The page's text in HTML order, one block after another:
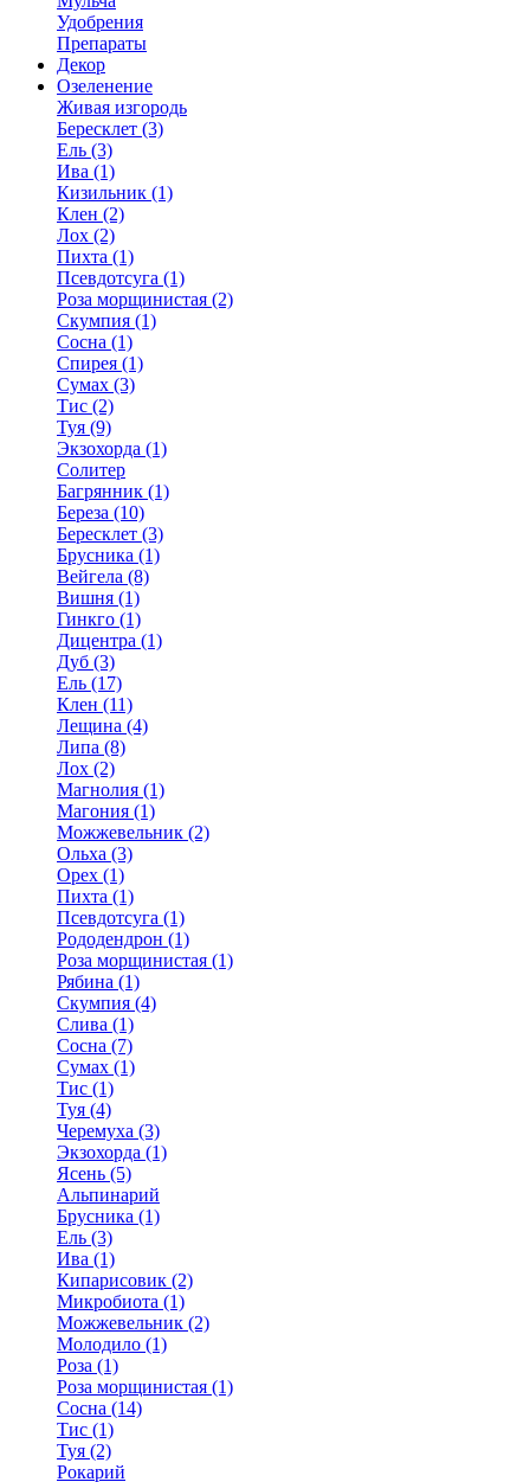
Удобрения
Препараты
Декор
Озеленение
Живая изгородь
Бересклет (3)
Ель (3)
Ива (1)
Кизильник (1)
Клен (2)
Лох (2)
Пихта (1)
Псевдотсуга (1)
Роза морщинистая (2)
Скумпия (1)
Сосна (1)
Спирея (1)
Сумах (3)
Тис (2)
Туя (9)
Экзохорда (1)
Солитер
Багрянник (1)
Береза (10)
Бересклет (3)
Брусника (1)
Вейгела (8)
Вишня (1)
Гинкго (1)
Дицентра (1)
Дуб (3)
Ель (17)
Клен (11)
Лещина (4)
Липа (8)
Лох (2)
Магнолия (1)
Магония (1)
Можжевельник (2)
Ольха (3)
Орех (1)
Пихта (1)
Псевдотсуга (1)
Рододендрон (1)
Роза морщинистая (1)
Рябина (1)
Скумпия (4)
Слива (1)
Сосна (7)
Сумах (1)
Тис (1)
Туя (4)
Черемуха (3)
Экзохорда (1)
Ясень (5)
Альпинарий
Брусника (1)
Ель (3)
Ива (1)
Кипарисовик (2)
Микробиота (1)
Можжевельник (2)
Молодило (1)
Роза (1)
Роза морщинистая (1)
Сосна (14)
Тис (1)
Туя (2)
Рокарий